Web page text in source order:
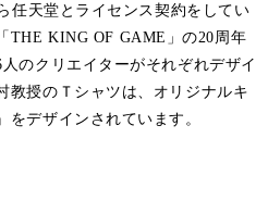
任天堂とライセンス契約をしてい
THE KING OF GAME」の20周年
のクリエイターがそれぞれデザイ
教授のＴシャツは、オリジナルキ
をデザインされています。